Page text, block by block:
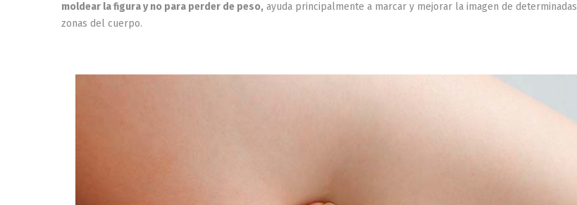
moldear la figura y no para perder de peso, ayuda principalmente a marcar y mejorar la imagen de determinadas
zonas del cuerpo.